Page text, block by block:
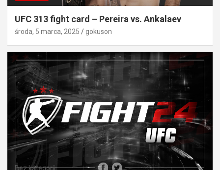
UFC 313 fight card – Pereira vs. Ankalaev
środa, 5 marca, 2025 gokuson
Bez kategorii